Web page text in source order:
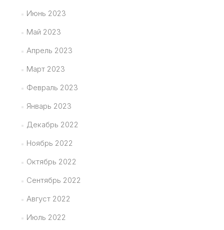
Июнь 2023
Май 2023
Апрель 2023
Март 2023
Февраль 2023
Январь 2023
Декабрь 2022
Ноябрь 2022
Октябрь 2022
Сентябрь 2022
Август 2022
Июль 2022